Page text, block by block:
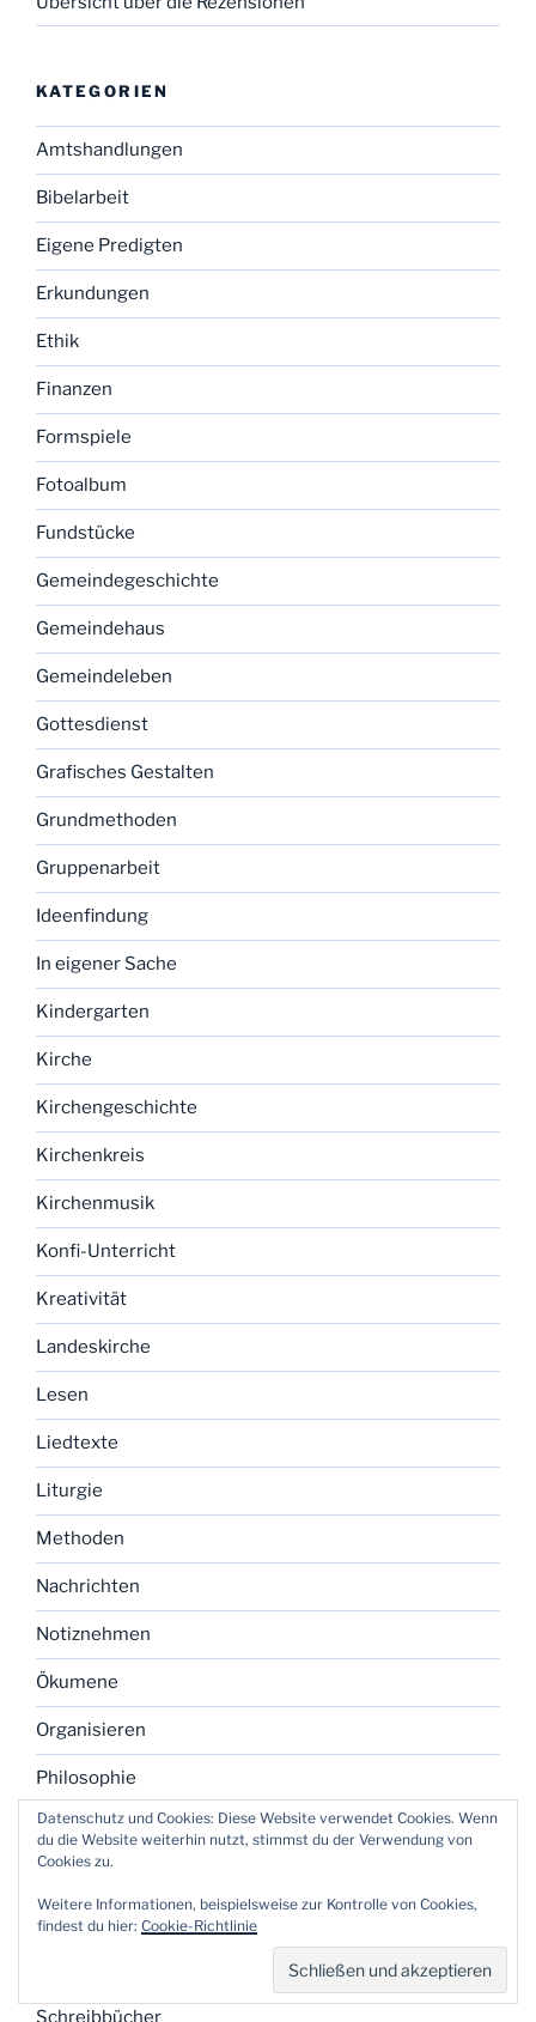
KATEGORIEN
Amtshandlungen
Bibelarbeit
Eigene Predigten
Erkundungen
Ethik
Finanzen
Formspiele
Fotoalbum
Fundstücke
Gemeindegeschichte
Gemeindehaus
Gemeindeleben
Gottesdienst
Grafisches Gestalten
Grundmethoden
Gruppenarbeit
Ideenfindung
In eigener Sache
Kindergarten
Kirche
Kirchengeschichte
Kirchenkreis
Kirchenmusik
Konfi-Unterricht
Kreativität
Landeskirche
Lesen
Liedtexte
Liturgie
Methoden
Nachrichten
Notiznehmen
Ökumene
Organisieren
Philosophie
Polizeiethik
Predigen
Predigtbücher
Schreibbücher
Datenschutz und Cookies: Diese Website verwendet Cookies. Wenn
du die Website weiterhin nutzt, stimmst du der Verwendung von
Cookies zu.
Weitere Informationen, beispielsweise zur Kontrolle von Cookies,
findest du hier: Cookie-Richtlinie